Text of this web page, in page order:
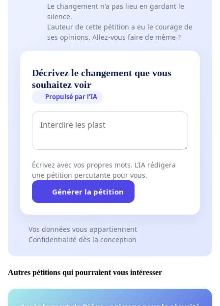
Le changement n'a pas lieu en gardant le
silence.
L'auteur de cette pétition a eu le courage de
ses opinions. Allez-vous faire de même ?
Décrivez le changement que vous
souhaitez voir
Propulsé par l’IA
Écrivez avec vos propres mots. L’IA rédigera
une pétition percutante pour vous.
Générer la pétition
Vos données vous appartiennent
Confidentialité dès la conception
Autres pétitions qui pourraient vous intéresser